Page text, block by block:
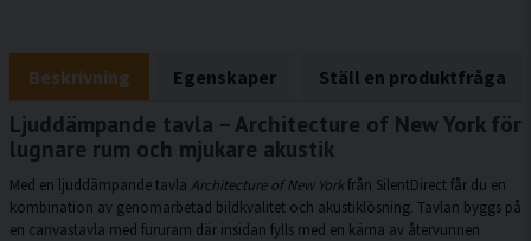
Beskrivning Egenskaper Ställ en produktfråga
Ljuddämpande tavla – Architecture of New York för
lugnare rum och mjukare akustik
Med en ljuddämpande tavla Architecture of New Yorkfrån SilentDirect får du en
kombination av genomarbetad bildkvalitet och akustiklösning. Tavlan byggs på
en canvastavla med fururam där insidan fylls med en kärna av återvunnen